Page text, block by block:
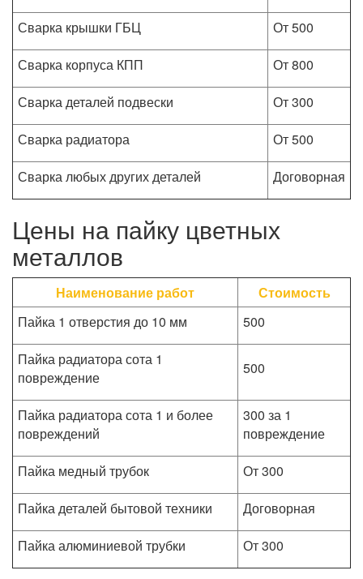
Сварка крышки ГБЦ
От 500
Сварка корпуса КПП
От 800
Сварка деталей подвески
От 300
Сварка радиатора
От 500
Сварка любых других деталей
Договорная
Цены на пайку цветных
металлов
Наименование работ
Стоимость
Пайка 1 отверстия до 10 мм
500
Пайка радиатора сота 1
повреждение
500
Пайка радиатора сота 1 и более
повреждений
300 за 1
повреждение
Пайка медный трубок
От 300
Пайка деталей бытовой техники
Договорная
Пайка алюминиевой трубки
От 300